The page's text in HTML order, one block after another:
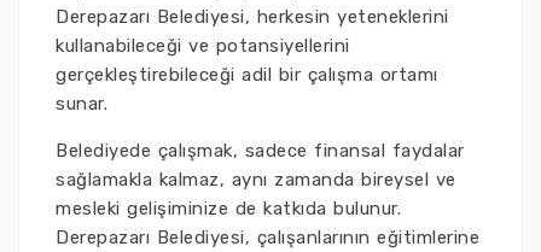
Derepazarı Belediyesi, herkesin yeteneklerini
kullanabileceği ve potansiyellerini
gerçekleştirebileceği adil bir çalışma ortamı
sunar.
Belediyede çalışmak, sadece finansal faydalar
sağlamakla kalmaz, aynı zamanda bireysel ve
mesleki gelişiminize de katkıda bulunur.
Derepazarı Belediyesi, çalışanlarının eğitimlerine